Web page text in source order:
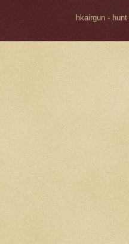
hkairgun -